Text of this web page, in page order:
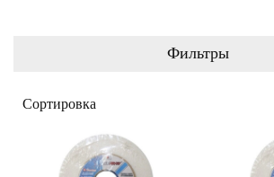
Фильтры